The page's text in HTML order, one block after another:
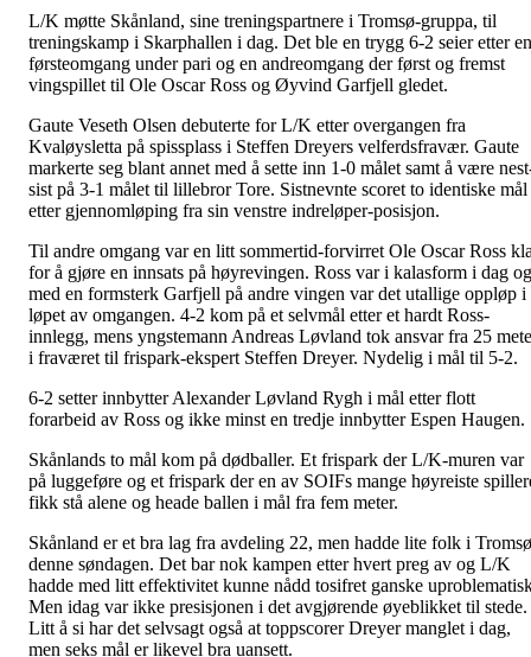
L/K møtte Skånland, sine treningspartnere i Tromsø-gruppa, til
treningskamp i Skarphallen i dag. Det ble en trygg 6-2 seier etter en
førsteomgang under pari og en andreomgang der først og fremst
vingspillet til Ole Oscar Ross og Øyvind Garfjell gledet.
Gaute Veseth Olsen debuterte for L/K etter overgangen fra
Kvaløysletta på spissplass i Steffen Dreyers velferdsfravær. Gaute
markerte seg blant annet med å sette inn 1-0 målet samt å være
sist på 3-1 målet til lillebror Tore. Sistnevnte scoret to identiske mål
etter gjennomløping fra sin venstre indreløper-posisjon.
Til andre omgang var en litt sommertid-forvirret Ole Oscar Ross
for å gjøre en innsats på høyrevingen. Ross var i kalasform i dag og
med en formsterk Garfjell på andre vingen var det utallige oppløp i
løpet av omgangen. 4-2 kom på et selvmål etter et hardt Ross-
innlegg, mens yngstemann Andreas Løvland tok ansvar fra 25
i fraværet til frispark-ekspert Steffen Dreyer. Nydelig i mål til 5-2.
6-2 setter innbytter Alexander Løvland Rygh i mål etter flott
forarbeid av Ross og ikke minst en tredje innbytter Espen Haugen.
Skånlands to mål kom på dødballer. Et frispark der L/K-muren var
på luggeføre og et frispark der en av SOIFs mange høyreiste
fikk stå alene og heade ballen i mål fra fem meter.
Skånland er et bra lag fra avdeling 22, men hadde lite folk i Tromsø
denne søndagen. Det bar nok kampen etter hvert preg av og L/K
hadde med litt effektivitet kunne nådd tosifret ganske
Men idag var ikke presisjonen i det avgjørende øyeblikket til stede.
Litt å si har det selvsagt også at toppscorer Dreyer manglet i dag,
men seks mål er likevel bra uansett.